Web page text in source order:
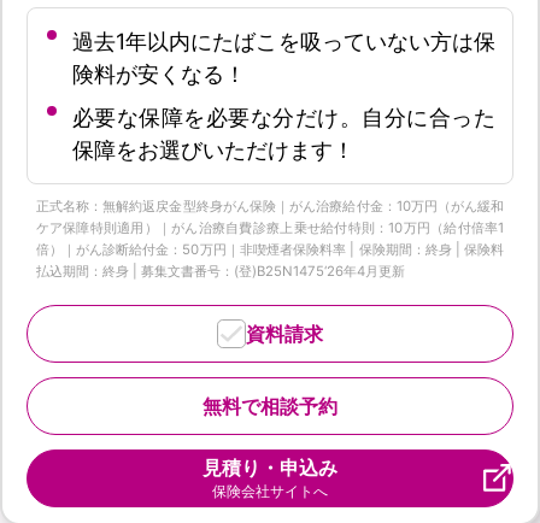
過去1年以内にたばこを吸っていない方は保
険料が安くなる！
必要な保障を必要な分だけ。自分に合った
保障をお選びいただけます！
正式名称：無解約返戻金型終身がん保険｜がん治療給付金：10万円（がん緩和
ケア保障特則適用）｜がん治療自費診療上乗せ給付特則：10万円（給付倍率1
倍）｜がん診断給付金：50万円｜非喫煙者保険料率 | 保険期間：終身 | 保険料
払込期間：終身 | 募集文書番号：(登)B25N1475‘26年4月更新
無料で相談予約
資料請求
見積り・申込み
保険会社サイトへ